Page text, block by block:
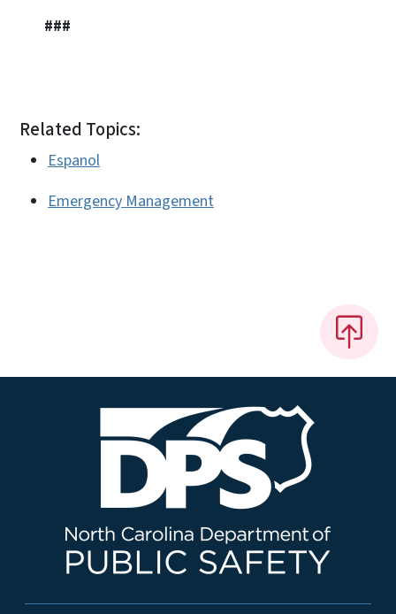
###
Related Topics:
Espanol
Emergency Management